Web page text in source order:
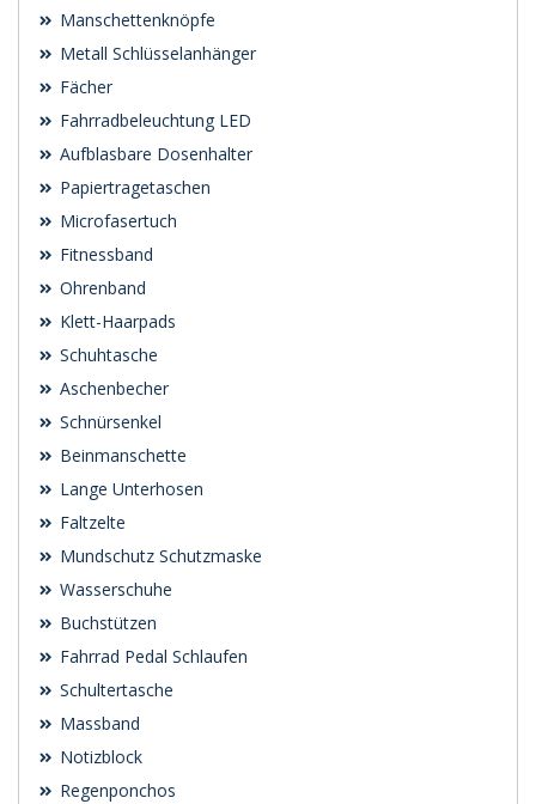
Manschettenknöpfe
Metall Schlüsselanhänger
Fächer
Fahrradbeleuchtung LED
Aufblasbare Dosenhalter
Papiertragetaschen
Microfasertuch
Fitnessband
Ohrenband
Klett-Haarpads
Schuhtasche
Aschenbecher
Schnürsenkel
Beinmanschette
Lange Unterhosen
Faltzelte
Mundschutz Schutzmaske
Wasserschuhe
Buchstützen
Fahrrad Pedal Schlaufen
Schultertasche
Massband
Notizblock
Regenponchos